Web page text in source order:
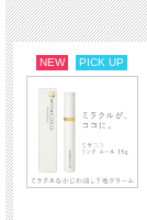
NEW PICK UP